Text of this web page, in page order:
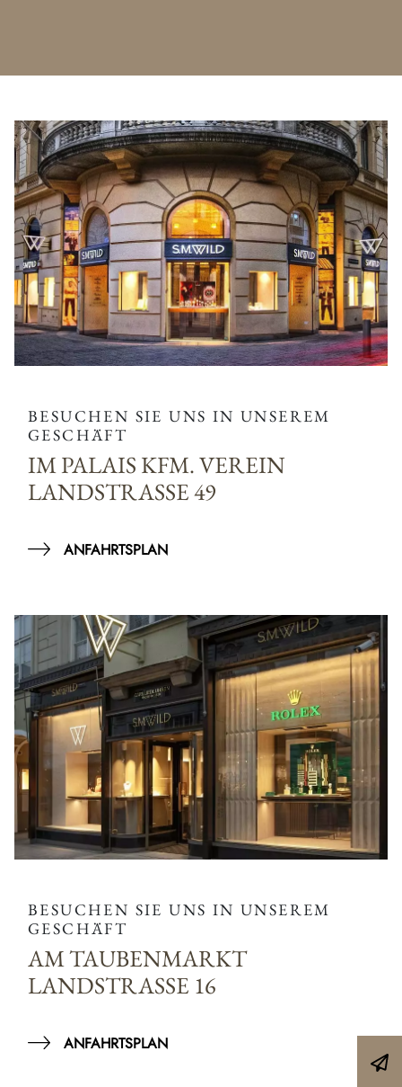
BESUCHEN SIE UNS IN UNSEREM
GESCHÄFT
IM PALAIS KFM. VEREIN
LANDSTRASSE 49
ANFAHRTSPLAN
BESUCHEN SIE UNS IN UNSEREM
GESCHÄFT
AM TAUBENMARKT
LANDSTRASSE 16
ANFAHRTSPLAN